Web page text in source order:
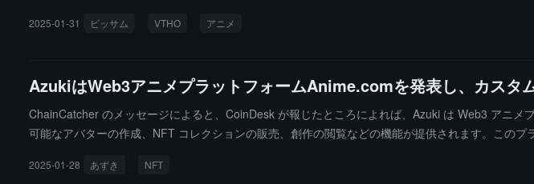
2025-01-31 ビッサム VTHO アニメ
AzukiはWeb3アニメプラットフォームAnime.comを発表し、カスタ
ChainCatcher のメッセージによると、CoinDesk が報じたところによれば、Azuki は Web3 アニ
可能なアバターの作成、NFT コレクションの販売、創作の閲覧などの機能が提供されます。この
2025-01-28 あずき NFT